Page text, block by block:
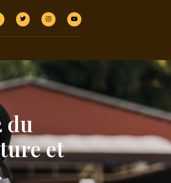
du
et